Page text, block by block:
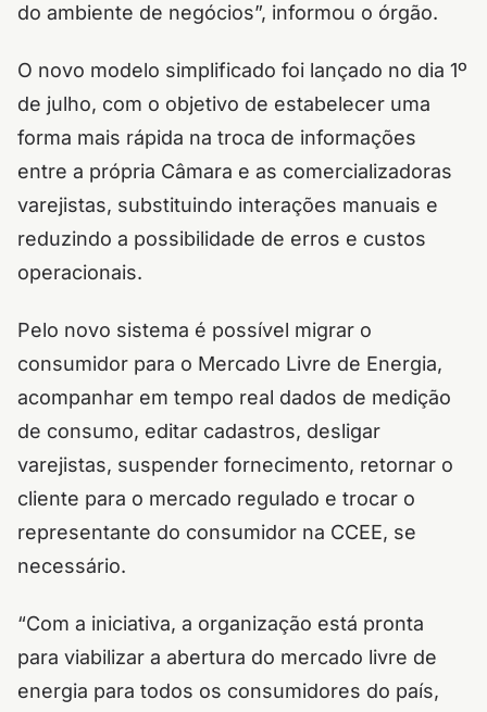
do ambiente de negócios”, informou o órgão.
O novo modelo simplificado foi lançado no dia 1º
de julho, com o objetivo de estabelecer uma
forma mais rápida na troca de informações
entre a própria Câmara e as comercializadoras
varejistas, substituindo interações manuais e
reduzindo a possibilidade de erros e custos
operacionais.
Pelo novo sistema é possível migrar o
consumidor para o Mercado Livre de Energia,
acompanhar em tempo real dados de medição
de consumo, editar cadastros, desligar
varejistas, suspender fornecimento, retornar o
cliente para o mercado regulado e trocar o
representante do consumidor na CCEE, se
necessário.
“Com a iniciativa, a organização está pronta
para viabilizar a abertura do mercado livre de
energia para todos os consumidores do país,